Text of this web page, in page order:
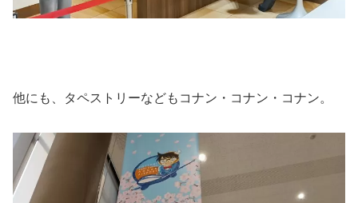
他にも、タペストリーなどもコナン・コナン・コナン。